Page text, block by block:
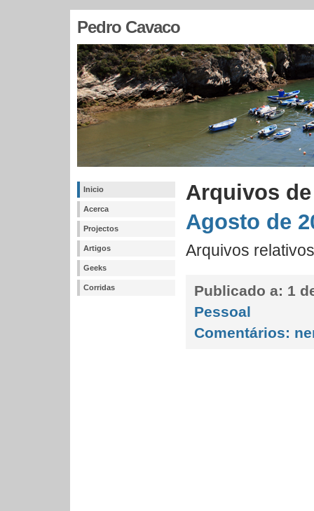
Pedro Cavaco
Inicio
Acerca
Projectos
Artigos
Geeks
Corridas
Arquivos
Agosto de
Arquivos
Publicado a: 1
Pessoal
Comentários: